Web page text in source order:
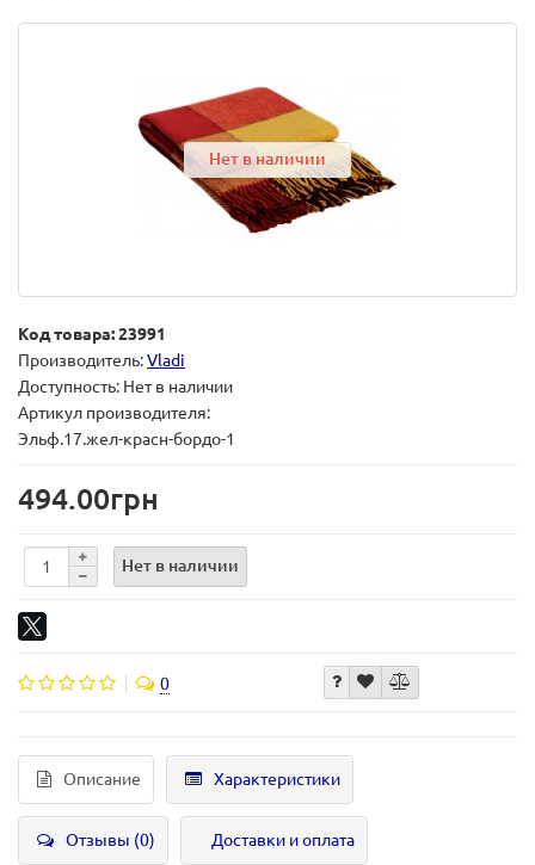
Нет в наличии
Код товара: 23991
Производитель:Vladi
Доступность: Нет в наличии
Артикул производителя:
Эльф.17.жел-красн-бордо-1
494.00грн
Нет в наличии
0
Описание Характеристики
Отзывы (0) Доставки и оплата